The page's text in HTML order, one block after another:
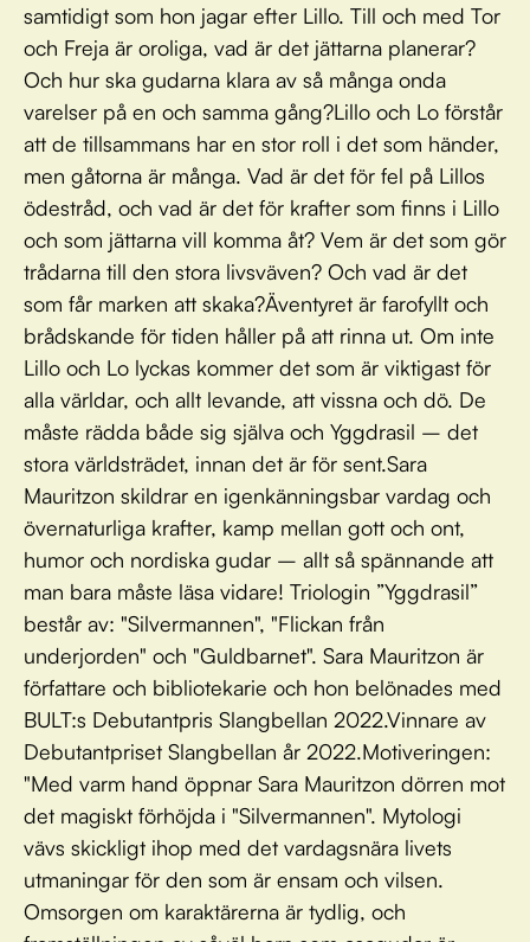
samtidigt som hon jagar efter Lillo. Till och med Tor
och Freja är oroliga, vad är det jättarna planerar?
Och hur ska gudarna klara av så många onda
varelser på en och samma gång?Lillo och Lo förstår
att de tillsammans har en stor roll i det som händer,
men gåtorna är många. Vad är det för fel på Lillos
ödestråd, och vad är det för krafter som finns i Lillo
och som jättarna vill komma åt? Vem är det som gör
trådarna till den stora livsväven? Och vad är det
som får marken att skaka?Äventyret är farofyllt och
brådskande för tiden håller på att rinna ut. Om inte
Lillo och Lo lyckas kommer det som är viktigast för
alla världar, och allt levande, att vissna och dö. De
måste rädda både sig själva och Yggdrasil – det
stora världsträdet, innan det är för sent.Sara
Mauritzon skildrar en igenkänningsbar vardag och
övernaturliga krafter, kamp mellan gott och ont,
humor och nordiska gudar – allt så spännande att
man bara måste läsa vidare! Triologin ”Yggdrasil”
består av: "Silvermannen", "Flickan från
underjorden" och "Guldbarnet". Sara Mauritzon är
författare och bibliotekarie och hon belönades med
BULT:s Debutantpris Slangbellan 2022.Vinnare av
Debutantpriset Slangbellan år 2022.Motiveringen:
"Med varm hand öppnar Sara Mauritzon dörren mot
det magiskt förhöjda i "Silvermannen". Mytologi
vävs skickligt ihop med det vardagsnära livets
utmaningar för den som är ensam och vilsen.
Omsorgen om karaktärerna är tydlig, och